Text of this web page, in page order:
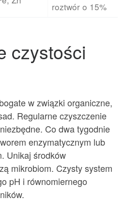
roztwór o 15%
czystości
w związki organiczne,
Regularne czyszczenie
Co dwa tygodnie
enzymatycznym lub
Unikaj środków
mikrobiom. Czysty system
pH i równomiernego